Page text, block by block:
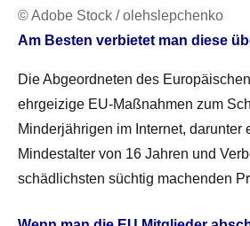
© Adobe Stock / olehslepchenko
Am Besten verbietet man diese
Die Abgeordneten des
ehrgeizige EU-Maßnahmen zum
Minderjährigen im Internet, darunter
Mindestalter von 16 Jahren und
schädlichsten süchtig machenden